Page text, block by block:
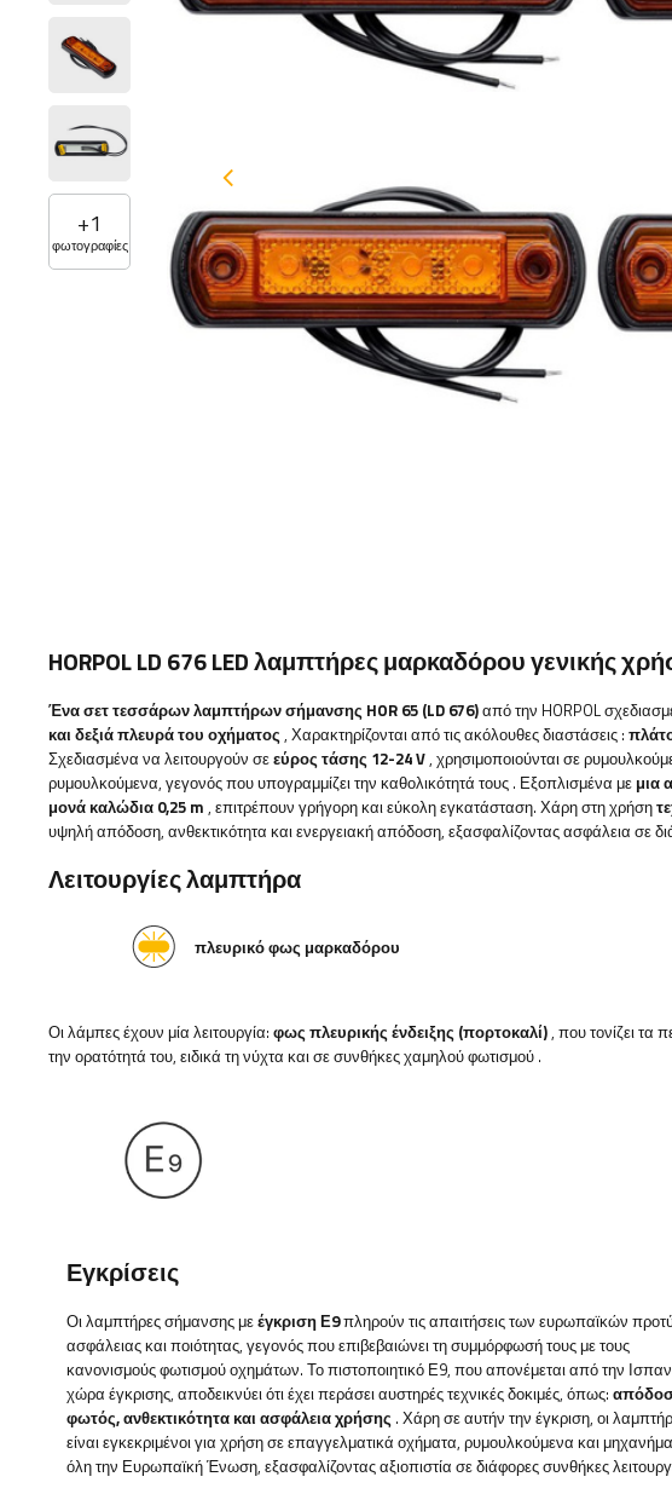
+1
φωτογραφίες
HORPOL LD 676 LED λαμπτήρες μαρκαδόρου γενικής
Ένα σετ τεσσάρων λαμπτήρων σήμανσης HOR 65 (LD 676)από την HORPOL
και δεξιά πλευρά του οχήματος, Χαρακτηρίζονται απότις ακόλουθες διαστάσεις :
Σχεδιασμένα να λειτουργούν σεεύρος τάσης 12-24 V, χρησιμοποιούνται σε
ρυμουλκούμενα, γεγονός που υπογραμμίζει την καθολικότητά τους . Εξοπλισμένα με μια
μονά καλώδια 0,25 m , επιτρέπουν γρήγορη και εύκολη εγκατάσταση. Χάρη στη χρήση
υψηλή απόδοση, ανθεκτικότητα και ενεργειακή απόδοση, εξασφαλίζοντας ασφάλεια σε
Λειτουργίες λαμπτήρα
πλευρικό φως μαρκαδόρου
Οι λάμπες έχουν μία λειτουργία: φως πλευρικής ένδειξης (πορτοκαλί), που τονίζει τα
την ορατότητά του, ειδικά τη νύχτα και σε συνθήκες χαμηλού φωτισμού .
Εγκρίσεις
Οι λαμπτήρες σήμανσης μεέγκριση Ε9πληρούν τις απαιτήσεις των ευρωπαϊκών
ασφάλειας και ποιότητας, γεγονός που επιβεβαιώνει τη συμμόρφωσή τους με τους
κανονισμούς φωτισμού οχημάτων. Το πιστοποιητικό Ε9, που απονέμεται από την
χώρα έγκρισης, αποδεικνύει ότι έχει περάσει αυστηρές τεχνικές δοκιμές, όπως:
φωτός, ανθεκτικότητα και ασφάλεια χρήσης . Χάρη σε αυτήν την έγκριση, οι
είναι εγκεκριμένοι για χρήση σε επαγγελματικά οχήματα, ρυμουλκούμενα και
όλη την Ευρωπαϊκή Ένωση, εξασφαλίζοντας αξιοπιστία σε διάφορες συνθήκες